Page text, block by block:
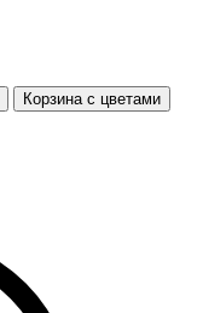
Корзина с цветами